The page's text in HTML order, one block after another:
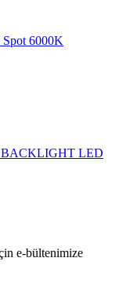
Spot 6000K
LED
e-bültenimize